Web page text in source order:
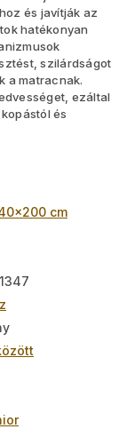
és javítják az
hatékonyan
szilárdságot
a matracnak.
ezáltal
és
cm